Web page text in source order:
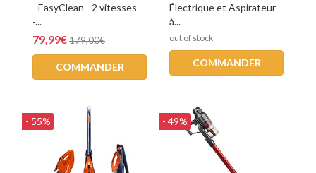
- EasyClean - 2 vitesses
-...
79,99€179,00€
COMMANDER
Électrique et Aspirateur
à...
out of stock
COMMANDER
- 55% - 49%